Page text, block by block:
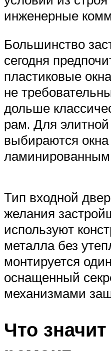
инженерные
Большинство
сегодня
пластиковые
не
дольше
рам. Для
выбираются окна
Тип входной
желания
используют
металла без
монтируется
оснащенный
механизмами
Что